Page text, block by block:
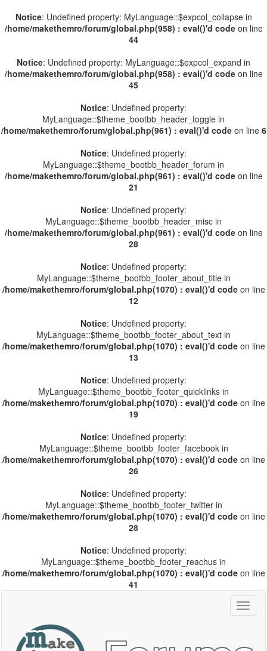
Notice: Undefined property: MyLanguage::$expcol_collapse in
/home/makethemro/forum/global.php(958) : eval()'d codeon line
44
Notice: Undefined property: MyLanguage::$expcol_expand in
/home/makethemro/forum/global.php(958) : eval()'d codeon line
45
Notice: Undefined property:
MyLanguage::$theme_bootbb_header_toggle in
/home/makethemro/forum/global.php(961) : eval()'d codeon line 6
Notice: Undefined property:
MyLanguage::$theme_bootbb_header_forum in
/home/makethemro/forum/global.php(961) : eval()'d codeon line
21
Notice: Undefined property:
MyLanguage::$theme_bootbb_header_misc in
/home/makethemro/forum/global.php(961) : eval()'d codeon line
28
Notice: Undefined property:
MyLanguage::$theme_bootbb_footer_about_title in
/home/makethemro/forum/global.php(1070) : eval()'d codeon line
12
Notice: Undefined property:
MyLanguage::$theme_bootbb_footer_about_text in
/home/makethemro/forum/global.php(1070) : eval()'d codeon line
13
Notice: Undefined property:
MyLanguage::$theme_bootbb_footer_quicklinks in
/home/makethemro/forum/global.php(1070) : eval()'d codeon line
19
Notice: Undefined property:
MyLanguage::$theme_bootbb_footer_facebook in
/home/makethemro/forum/global.php(1070) : eval()'d codeon line
26
Notice: Undefined property:
MyLanguage::$theme_bootbb_footer_twitter in
/home/makethemro/forum/global.php(1070) : eval()'d codeon line
28
Notice: Undefined property:
MyLanguage::$theme_bootbb_footer_reachus in
/home/makethemro/forum/global.php(1070) : eval()'d codeon line
41